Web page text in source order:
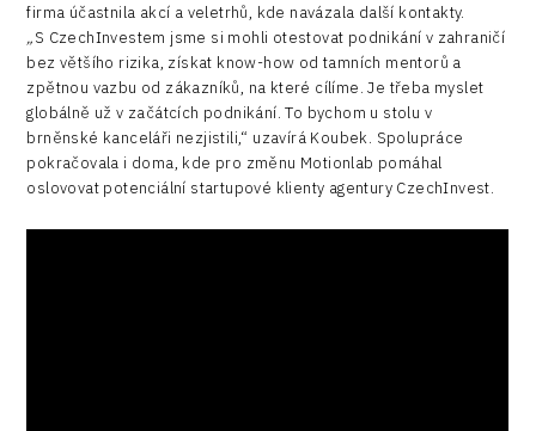
firma účastnila akcí a veletrhů, kde navázala další kontakty.
„S CzechInvestem jsme si mohli otestovat podnikání v zahraničí
bez většího rizika, získat know-how od tamních mentorů a
zpětnou vazbu od zákazníků, na které cílíme. Je třeba myslet
globálně už v začátcích podnikání. To bychom u stolu v
brněnské kanceláři nezjistili,“ uzavírá Koubek. Spolupráce
pokračovala i doma, kde pro změnu Motionlab pomáhal
oslovovat potenciální startupové klienty agentury CzechInvest.